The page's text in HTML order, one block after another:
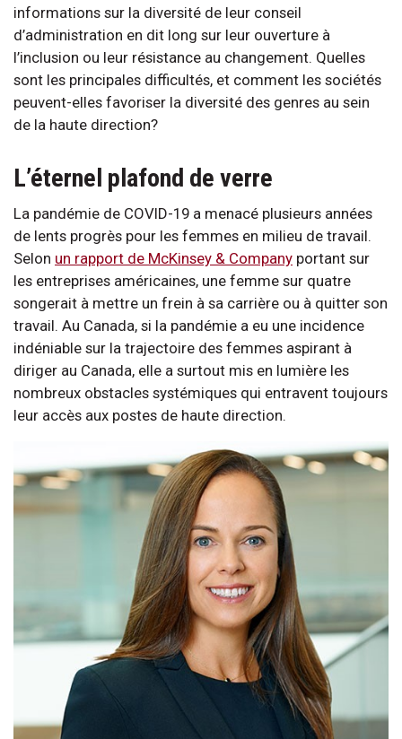
informations sur la diversité de leur conseil
d’administration en dit long sur leur ouverture à
l’inclusion ou leur résistance au changement. Quelles
sont les principales difficultés, et comment les sociétés
peuvent-elles favoriser la diversité des genres au sein
de la haute direction?
L’éternel plafond de verre
La pandémie de COVID-19 a menacé plusieurs années
de lents progrès pour les femmes en milieu de travail.
Selon un rapport de McKinsey & Company portant sur
les entreprises américaines, une femme sur quatre
songerait à mettre un frein à sa carrière ou à quitter son
travail. Au Canada, si la pandémie a eu une incidence
indéniable sur la trajectoire des femmes aspirant à
diriger au Canada, elle a surtout mis en lumière les
nombreux obstacles systémiques qui entravent toujours
leur accès aux postes de haute direction.